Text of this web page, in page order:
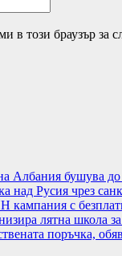
в този браузър за
Албания бушува
над Русия чрез
с
лятна школа
поръчка,